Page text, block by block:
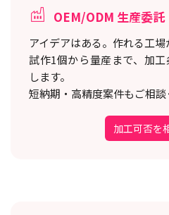
OEM/ODM 生産委託
アイデアはある。作れる工場
試作1個から量産まで、加
します。
短納期・高精度案件もご相談
加工可否を